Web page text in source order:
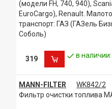
FORD 0450133003
FORD 11457434058
FORD 11457434105
FORD 5008876
FORD 5012582
FORD 5020403
FORD 87840509
FORD A810X9150CA
(модели FH, 740, 940),
EuroCargo), Renault.
транспорт: ГАЗ (ГАЗель
Соболь)
319 в
MANN-FILTER
WK842/2
Фильтр очистки топлива